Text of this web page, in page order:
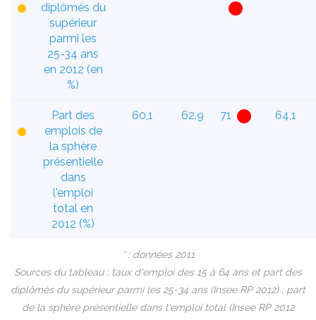
diplômés du
supérieur
parmi les
25-34 ans
en 2012 (en
%)
Part des
emplois de
la sphère
présentielle
dans
l'emploi
total en
2012 (%)
60,1 62,9 71 64,1
* : données 2011
Sources du tableau : taux d'emploi des 15 à 64 ans et part des
diplômés du supérieur parmi les 25-34 ans (Insee RP 2012) ; part
de la sphère présentielle dans l'emploi total (Insee RP 2012